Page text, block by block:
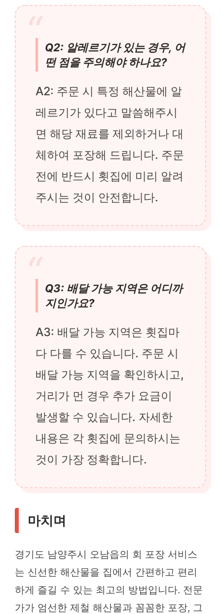
Q2: 알레르기가 있는 경우, 어
떤 점을 주의해야 하나요?
A2: 주문 시 특정 해산물에 알
레르기가 있다고 말씀해주시
면 해당 재료를 제외하거나 대
체하여 포장해 드립니다. 주문
전에 반드시 횟집에 미리 알려
주시는 것이 안전합니다.
Q3: 배달 가능 지역은 어디까
지인가요?
A3: 배달 가능 지역은 횟집마
다 다를 수 있습니다. 주문 시
배달 가능 지역을 확인하시고,
거리가 먼 경우 추가 요금이
발생할 수 있습니다. 자세한
내용은 각 횟집에 문의하시는
것이 가장 정확합니다.
마치며
경기도 남양주시 오남읍의 회 포장 서비스
는 신선한 해산물을 집에서 간편하고 편리
하게 즐길 수 있는 최고의 방법입니다. 전문
가가 엄선한 제철 해산물과 꼼꼼한 포장, 그